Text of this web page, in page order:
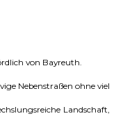
von Bayreuth.
Nebenstraßen ohne viel
Landschaft,